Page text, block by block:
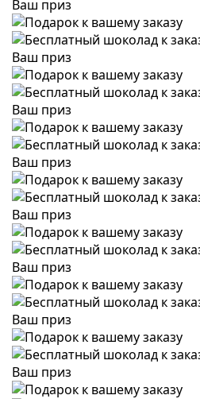
Ваш приз
Ваш приз
Ваш приз
Ваш приз
Ваш приз
Ваш приз
Ваш приз
Ваш приз